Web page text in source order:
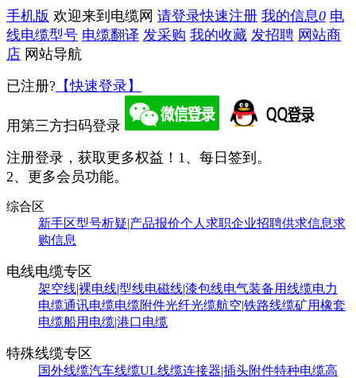
手机版 欢迎来到电缆网 请登录快速注册 我的信息0 电
线电缆型号 电缆翻译 发采购 我的收藏 发招聘 网站商
店 网站导航
已注册? 【快速登录】
用第三方扫码登录
注册登录，获取更多权益！ 1、每日签到。
2、更多会员功能。
综合区
新手区型号析疑|产品报价个人求职企业招聘供求信息求
购信息
电线电缆专区
架空线|裸电线|型线电磁线|漆包线电气装备用线缆电力
电缆通讯电缆电缆附件光纤光缆航空|铁路线缆矿用橡套
电缆船用电缆|港口电缆
特殊线缆专区
国外线缆汽车线缆UL线缆连接器|插头附件特种电缆高